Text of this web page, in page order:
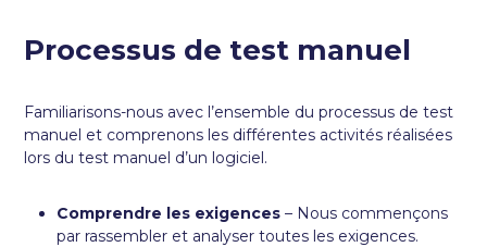
Processus de test manuel
Familiarisons-nous avec l’ensemble du processus de test
manuel et comprenons les différentes activités réalisées
lors du test manuel d’un logiciel.
Comprendre les exigences – Nous commençons
par rassembler et analyser toutes les exigences.